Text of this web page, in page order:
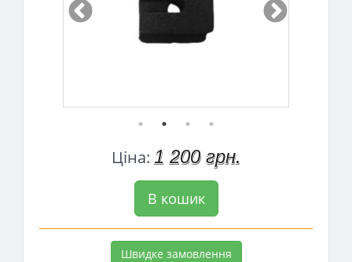
Ціна: 1 200 грн.
В кошик
Швидке замовлення